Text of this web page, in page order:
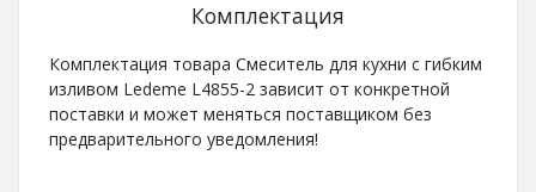
Комплектация
Комплектация товара Смеситель для кухни с гибким
изливом Ledeme L4855-2 зависит от конкретной
поставки и может меняться поставщиком без
предварительного уведомления!